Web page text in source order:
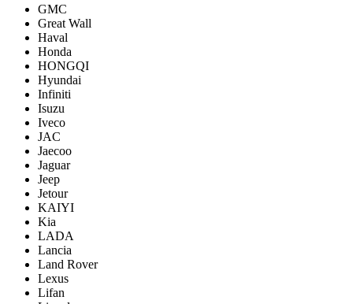
GMC
Great Wall
Haval
Honda
HONGQI
Hyundai
Infiniti
Isuzu
Iveco
JAC
Jaecoo
Jaguar
Jeep
Jetour
KAIYI
Kia
LADA
Lancia
Land Rover
Lexus
Lifan